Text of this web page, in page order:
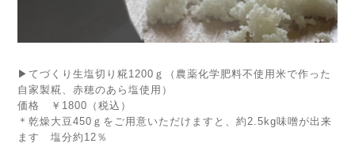
▶てづくり生塩切り糀1200ｇ（農薬化学肥料不使用米で作った
自家製糀、赤穂のあら塩使用）
価格 ￥1800（税込）
＊乾燥大豆450ｇをご用意いただけますと、約2.5kg味噌が出来
ます 塩分約12％